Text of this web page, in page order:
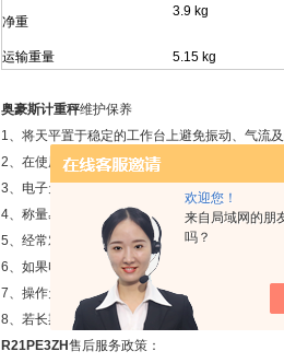
欢迎您！
来自局域网的朋
吗？
净重
3.9 kg
运输重量 5.15 kg
奥豪斯计重秤维护保养
1、将天平置于稳定的工作台上避免振动、气流及
2、在使用前调整水平仪气泡至中间位置。
3、电子天平应按说明书的要求进行预热。
4、称量易挥发和具有腐蚀性的物品时，要盛放
5、经常对电子天平进行自校或定期外校，保证其
6、如果电子天平出现故障应及时检修，不可带“病
7、操作天平不可过载使用以免损坏天平。
8、若长期不用电子天平时应暂时收藏为好。
R21PE3ZH售后服务政策：